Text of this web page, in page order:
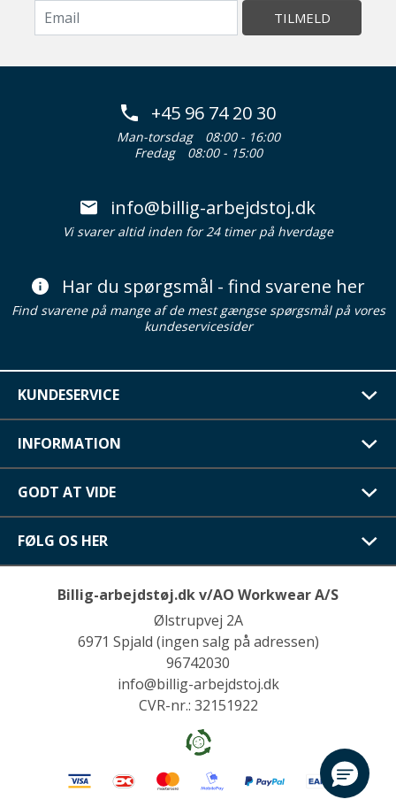
TILMELD
+45 96 74 20 30
Man-torsdag
08:00 - 16:00
Fredag
08:00 - 15:00
info@billig-arbejdstoj.dk
Vi svarer altid inden for 24 timer på hverdage
Har du spørgsmål - find svarene her
Find svarene på mange af de mest gængse spørgsmål på vores
kundeservicesider
KUNDESERVICE
INFORMATION
GODT AT VIDE
FØLG OS HER
Billig-arbejdstøj.dk v/AO Workwear A/S
Ølstrupvej 2A
6971 Spjald (ingen salg på adressen)
96742030
info@billig-arbejdstoj.dk
CVR-nr.: 32151922